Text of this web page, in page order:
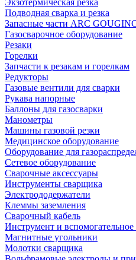
Экзотермическая резка
Подводная сварка и резка
Запасные части ARC
Газосварочное оборудование
Резаки
Горелки
Запчасти к резакам и горелкам
Редукторы
Газовые вентили для сварки
Рукава напорные
Баллоны для газосварки
Манометры
Машины газовой резки
Медицинское оборудование
Оборудование для
Сетевое оборудование
Сварочные аксессуары
Инструменты сварщика
Электрододержатели
Клеммы заземления
Сварочный кабель
Инструмент и вспомогательное
Магнитные угольники
Молотки сварщика